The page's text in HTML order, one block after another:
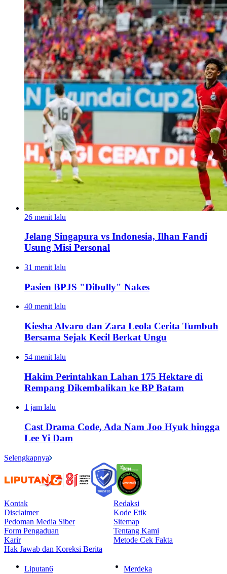
26 menit lalu
Jelang Singapura vs Indonesia, Ilhan Fandi
Usung Misi Personal
31 menit lalu
Pasien BPJS "Dibully" Nakes
40 menit lalu
Kiesha Alvaro dan Zara Leola Cerita Tumbuh
Bersama Sejak Kecil Berkat Ungu
54 menit lalu
Hakim Perintahkan Lahan 175 Hektare di
Rempang Dikembalikan ke BP Batam
1 jam lalu
Cast Drama Code, Ada Nam Joo Hyuk hingga
Lee Yi Dam
Selengkapnya
Kontak
Redaksi
Disclaimer
Kode Etik
Pedoman Media Siber
Sitemap
Form Pengaduan
Tentang Kami
Karir
Metode Cek Fakta
Hak Jawab dan Koreksi Berita
Liputan6 Merdeka